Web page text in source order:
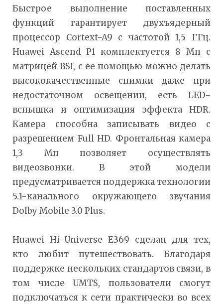
Быстрое выполнение поставленных
функций гарантирует двухъядерный
процессор Cortext-A9 с частотой 1,5 ГГц.
Huawei Ascend P1 комплектуется 8 Мп с
матрицей BSI, с ее помощью можно делать
высококачественные снимки даже при
недостаточном освещении, есть LED-
вспышка и оптимизация эффекта HDR.
Камера способна записывать видео с
разрешением Full HD. Фронтальная камера
1,3 Мп позволяет осуществлять
видеозвонки. В этой модели
предусматривается поддержка технологии
5.1-канального окружающего звучания
Dolby Mobile 3.0 Plus.
Huawei Hi-Universe E369 сделан для тех,
кто любит путешествовать. Благодаря
поддержке нескольких стандартов связи, в
том числе UMTS, пользователи смогут
подключаться к сети практически во всех